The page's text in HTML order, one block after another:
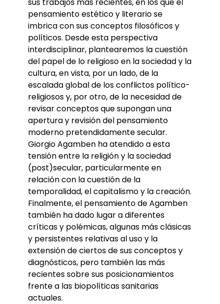
pensamiento estético y literario se
imbrica con sus conceptos filosóficos y
políticos. Desde esta perspectiva
interdisciplinar, plantearemos la cuestión
del papel de lo religioso en la sociedad y la
cultura, en vista, por un lado, de la
escalada global de los conflictos político-
religiosos y, por otro, de la necesidad de
revisar conceptos que supongan una
apertura y revisión del pensamiento
moderno pretendidamente secular.
Giorgio Agamben ha atendido a esta
tensión entre la religión y la sociedad
(post)secular, particularmente en
relación con la cuestión de la
temporalidad, el capitalismo y la creación.
Finalmente, el pensamiento de Agamben
también ha dado lugar a diferentes
críticas y polémicas, algunas más clásicas
y persistentes relativas al uso y la
extensión de ciertos de sus conceptos y
diagnósticos, pero también las más
recientes sobre sus posicionamientos
frente a las biopolíticas sanitarias
actuales.